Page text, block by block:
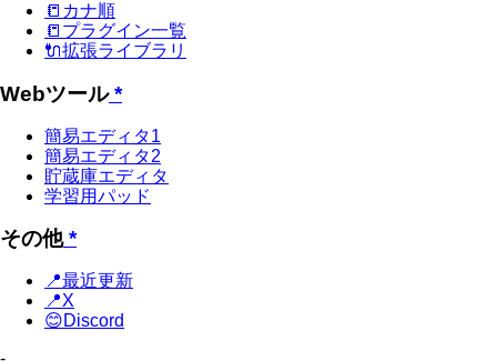
📒カナ順
📒プラグイン一覧
🔌拡張ライブラリ
Webツール*
簡易エディタ1
簡易エディタ2
貯蔵庫エディタ
学習用パッド
その他*
📍最近更新
📍X
😊Discord